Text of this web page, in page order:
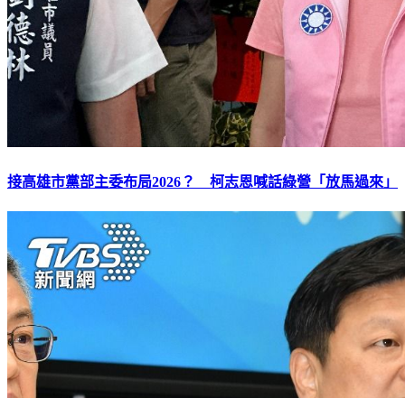
接高雄市黨部主委布局2026？ 柯志恩喊話綠營「放馬過來」